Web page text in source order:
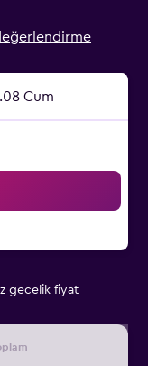
Cum
gecelik fiyat